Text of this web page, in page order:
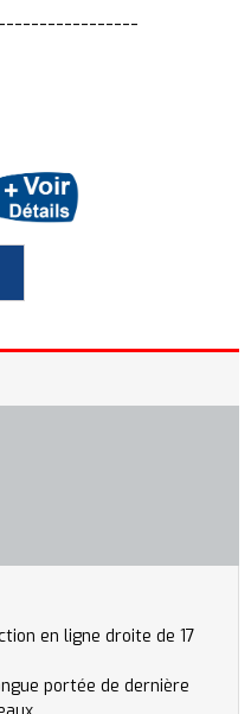
en ligne droite de 17
portée de dernière